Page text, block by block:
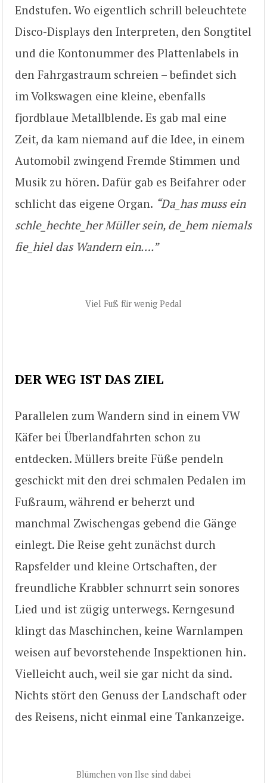
Endstufen. Wo eigentlich schrill beleuchtete
Disco-Displays den Interpreten, den Songtitel
und die Kontonummer des Plattenlabels in
den Fahrgastraum schreien – befindet sich
im Volkswagen eine kleine, ebenfalls
fjordblaue Metallblende. Es gab mal eine
Zeit, da kam niemand auf die Idee, in einem
Automobil zwingend Fremde Stimmen und
Musik zu hören. Dafür gab es Beifahrer oder
schlicht das eigene Organ. “Da_has muss ein
schle_hechte_her Müller sein, de_hem niemals
fie_hiel das Wandern ein….”
Viel Fuß für wenig Pedal
DER WEG IST DAS ZIEL
Parallelen zum Wandern sind in einem VW
Käfer bei Überlandfahrten schon zu
entdecken. Müllers breite Füße pendeln
geschickt mit den drei schmalen Pedalen im
Fußraum, während er beherzt und
manchmal Zwischengas gebend die Gänge
einlegt. Die Reise geht zunächst durch
Rapsfelder und kleine Ortschaften, der
freundliche Krabbler schnurrt sein sonores
Lied und ist zügig unterwegs. Kerngesund
klingt das Maschinchen, keine Warnlampen
weisen auf bevorstehende Inspektionen hin.
Vielleicht auch, weil sie gar nicht da sind.
Nichts stört den Genuss der Landschaft oder
des Reisens, nicht einmal eine Tankanzeige.
Blümchen von Ilse sind dabei